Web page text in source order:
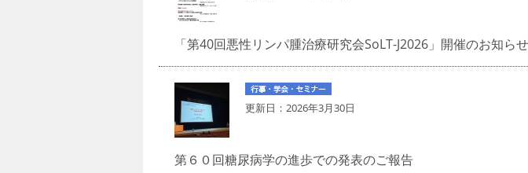
「第40回悪性リンパ腫治療研究会SoLT-J2026」開催のお知らせ
更新日： 2026年3月30日
第６０回糖尿病学の進歩での発表のご報告